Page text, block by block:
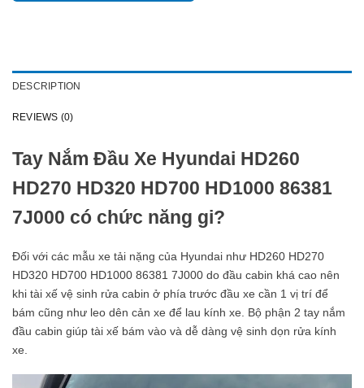
DESCRIPTION
REVIEWS (0)
Tay Nắm Đầu Xe Hyundai HD260
HD270 HD320 HD700 HD1000 86381
7J000 có chức năng gi?
Đối với các mẫu xe tải nặng của Hyundai như HD260 HD270
HD320 HD700 HD1000 86381 7J000 do đầu cabin khá cao nên
khi tài xế vệ sinh rửa cabin ở phía trước đầu xe cần 1 vị trí để
bám cũng như leo dên cản xe để lau kính xe. Bộ phận 2 tay nắm
đầu cabin giúp tài xế bám vào và dễ dàng vệ sinh dọn rửa kính
xe.